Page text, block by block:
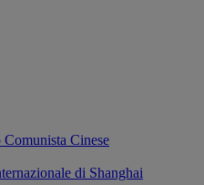
Cinese
di Shanghai